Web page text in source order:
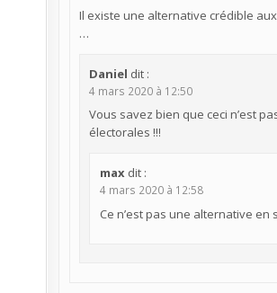
Il existe une alternative crédible aux
…
Daniel dit :
4 mars 2020 à 12:50
Vous savez bien que ceci n’est
électorales !!!
max dit :
4 mars 2020 à 12:58
Ce n’est pas une alternative